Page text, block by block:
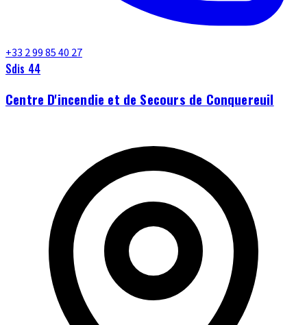
+33 2 99 85 40 27
Sdis 44
Centre D'incendie et de Secours de Conquereuil